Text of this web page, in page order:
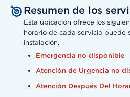
Resumen de los
Esta ubicación ofrece los
horario de cada servicio puede
instalación.
Emergencia no disponible
Atención de Urgencia no
Atención Después Del